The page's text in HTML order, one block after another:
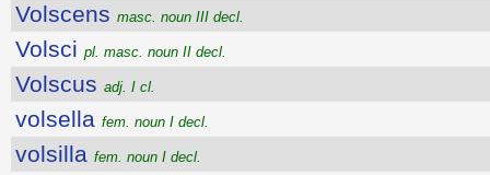
Volscens masc. noun III decl.
Volsci pl. masc. noun II decl.
Volscus adj. I cl.
volsella fem. noun I decl.
volsilla fem. noun I decl.